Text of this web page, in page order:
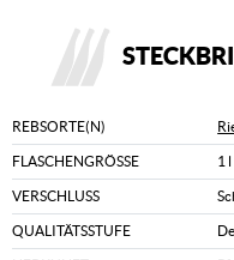
REBSORTE(N)
FLASCHENGRÖSSE 1 l
VERSCHLUSS
QUALITÄTSSTUFE